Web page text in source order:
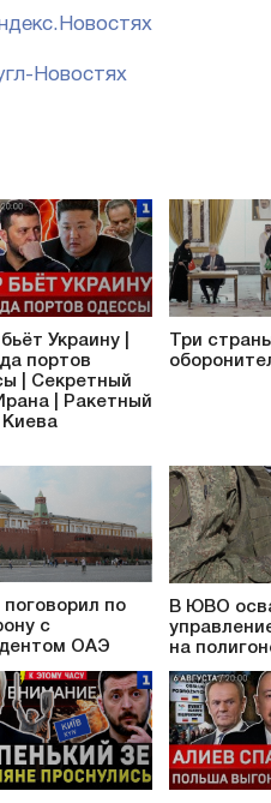
Новостях
Украину |
портов
| Секретный
| Ракетный
Киева
Три
поговорил по
с
ОАЭ
В ЮВО
на